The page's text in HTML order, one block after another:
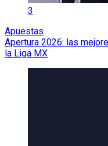
3
Apuestas
Apertura 2026: las
la Liga MX